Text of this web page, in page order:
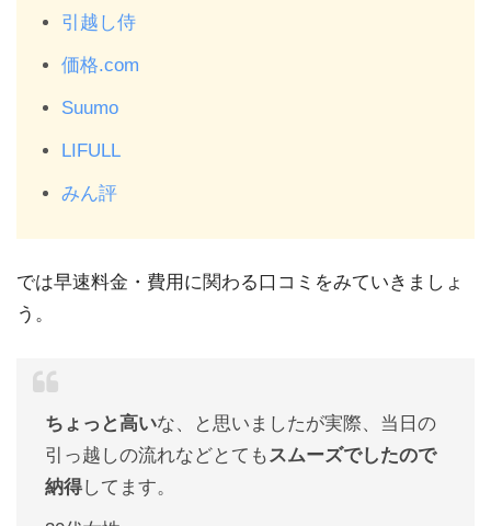
引越し侍
価格.com
Suumo
LIFULL
みん評
では早速料金・費用に関わる口コミをみていきましょ
う。
ちょっと高いな、と思いましたが実際、当日の
引っ越しの流れなどとてもスムーズでしたので
納得してます。